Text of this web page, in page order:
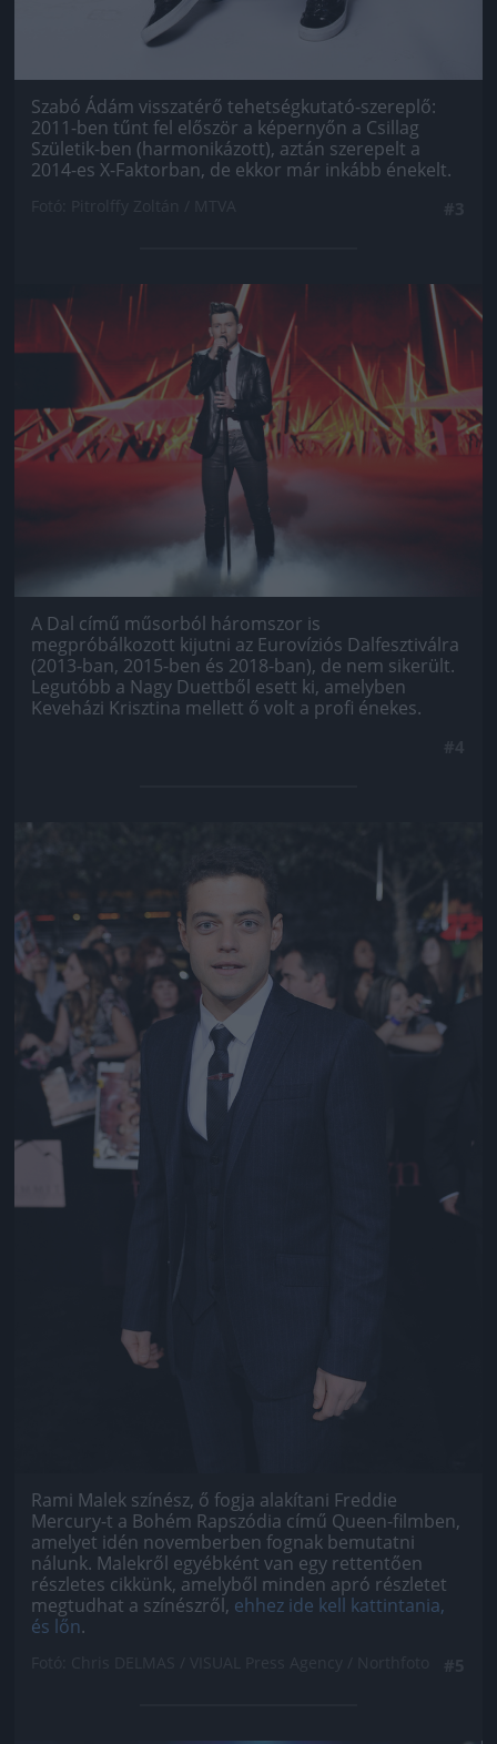
Szabó Ádám visszatérő tehetségkutató-szereplő:
2011-ben tűnt fel először a képernyőn a Csillag
Születik-ben (harmonikázott), aztán szerepelt a
2014-es X-Faktorban, de ekkor már inkább énekelt.
Jön még kép!
A Dal című műsorból háromszor is
megpróbálkozott kijutni az Eurovíziós Dalfesztiválra
(2013-ban, 2015-ben és 2018-ban), de nem sikerült.
Legutóbb a Nagy Duettből esett ki, amelyben
Keveházi Krisztina mellett ő volt a profi énekes.
Rami Malek színész, ő fogja alakítani Freddie
Mercury-t a Bohém Rapszódia című Queen-filmben,
amelyet idén novemberben fognak bemutatni
nálunk. Malekről egyébként van egy rettentően
részletes cikkünk, amelyből minden apró részletet
megtudhat a színészről, ehhez ide kell kattintania,
és lőn.